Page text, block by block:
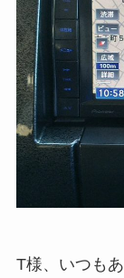
T様、いつも